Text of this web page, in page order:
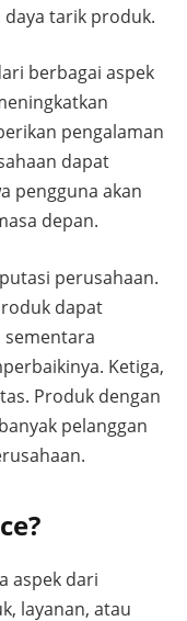
tarik produk.
berbagai aspek
pengalaman
dapat
pengguna akan
depan.
perusahaan.
dapat
sementara
Ketiga,
Produk dengan
pelanggan
aspek dari
layanan, atau